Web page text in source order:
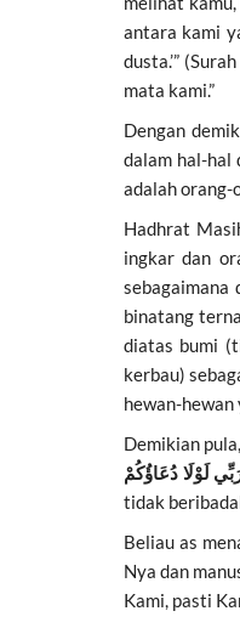
antara kami
dusta.’”
mata kami.”
Dengan
dalam hal-hal
adalah orang-
Hadhrat
ingkar dan
sebagaimana
binatang
diatas bumi
kerbau)
hewan-
Demikian
tidak
Beliau as
Nya dan
Kami, pasti